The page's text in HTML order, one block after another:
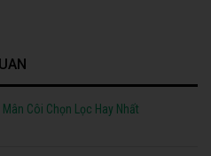
Côi Chọn Lọc Hay Nhất